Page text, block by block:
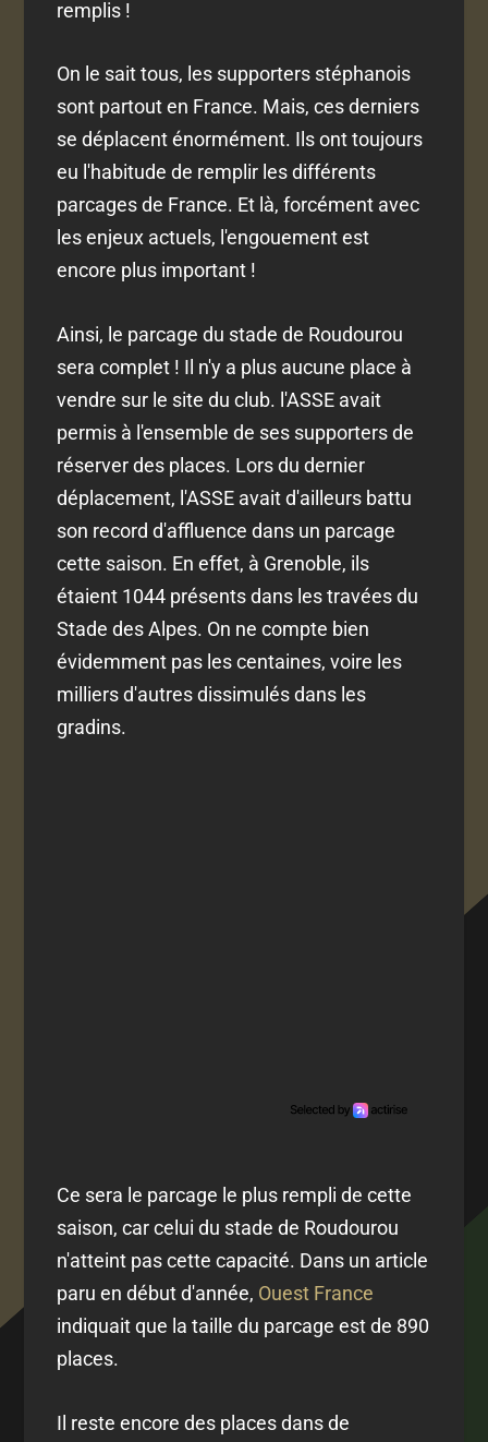
remplis !
On le sait tous, les supporters stéphanois
sont partout en France. Mais, ces derniers
se déplacent énormément. Ils ont toujours
eu l'habitude de remplir les différents
parcages de France. Et là, forcément avec
les enjeux actuels, l'engouement est
encore plus important !
Ainsi, le parcage du stade de Roudourou
sera complet ! Il n'y a plus aucune place à
vendre sur le site du club. l'ASSE avait
permis à l'ensemble de ses supporters de
réserver des places. Lors du dernier
déplacement, l'ASSE avait d'ailleurs battu
son record d'affluence dans un parcage
cette saison. En effet, à Grenoble, ils
étaient 1044 présents dans les travées du
Stade des Alpes. On ne compte bien
évidemment pas les centaines, voire les
milliers d'autres dissimulés dans les
gradins.
Ce sera le parcage le plus rempli de cette
saison, car celui du stade de Roudourou
n'atteint pas cette capacité. Dans un article
paru en début d'année, Ouest France
indiquait que la taille du parcage est de 890
places.
Il reste encore des places dans de